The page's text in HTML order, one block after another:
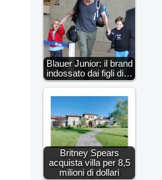
Blauer Junior: il brand
indossato dai figli di…
Britney Spears
acquista villa per 8,5
milioni di dollari